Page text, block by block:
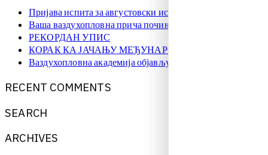
Пријава испита за августовски испитни рок
Ваша ваздухопловна прича почиње овде!
РЕКОРДАН УПИС
КОРАК КА ЈАЧАЊУ МЕЂУНАРОДНЕ САРАДЊЕ
Ваздухопловна академија објављује упис на � …
RECENT COMMENTS
SEARCH
ARCHIVES